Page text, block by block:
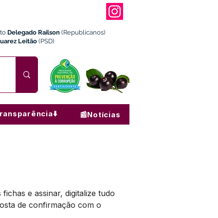
Delegado Railson (Republicanos)
Leitão (PSD)
📰Notícias
e assinar, digitalize tudo
de confirmação com o